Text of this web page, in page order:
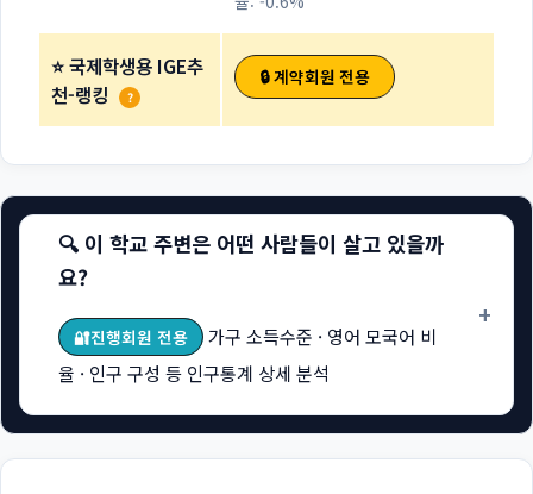
⭐ 국제학생용 IGE추
천-랭킹
?
🔒 계약회원 전용
🔍 이 학교 주변은 어떤 사람들이 살고 있을까
요?
🔐진행회원 전용
가구 소득수준 · 영어 모국어 비
율 · 인구 구성 등 인구통계 상세 분석
+